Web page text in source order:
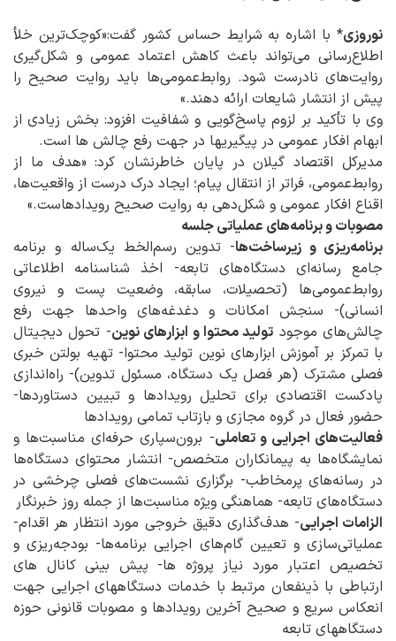
نوروزی* با اشاره به شرایط حساس کشور گفت:«کوچک‌ترین خلأ
اطلاع‌رسانی می‌تواند باعث کاهش اعتماد عمومی و شکل‌گیری
روایت‌های نادرست شود. روابط‌عمومی‌ها باید روایت صحیح را
پیش از انتشار شایعات ارائه دهند.»
وی با تأکید بر لزوم پاسخ‌گویی و شفافیت افزود: بخش زیادی از
ابهام افکار عمومی در پیگیریها در جهت رفع چالش ها است.
مدیرکل اقتصاد گیلان در پایان خاطرنشان کرد: «هدف ما از
روابط‌عمومی، فراتر از انتقال پیام؛ ایجاد درک درست از واقعیت‌ها،
اقناع افکار عمومی و شکل‌دهی به روایت صحیح رویدادهاست.»
مصوبات و برنامه‌های عملیاتی جلسه
برنامه‌ریزی و زیرساخت‌ها- تدوین رسم‌الخط یک‌ساله و برنامه
جامع رسانه‌ای دستگاه‌های تابعه- اخذ شناسنامه اطلاعاتی
روابط‌عمومی‌ها (تحصیلات، سابقه، وضعیت پست و نیروی
انسانی)- سنجش امکانات و دغدغه‌های واحدها جهت رفع
چالش‌های موجود تولید محتوا و ابزارهای نوین- تحول دیجیتال
با تمرکز بر آموزش ابزارهای نوین تولید محتوا- تهیه بولتن خبری
فصلی مشترک (هر فصل یک دستگاه، مسئول تدوین)- راه‌اندازی
پادکست اقتصادی برای تحلیل رویدادها و تبیین دستاوردها-
حضور فعال در گروه مجازی و بازتاب تمامی رویدادها
فعالیت‌های اجرایی و تعاملی- برون‌سپاری حرفه‌ای مناسبت‌ها و
نمایشگاه‌ها به پیمانکاران متخصص- انتشار محتوای دستگاه‌ها
در رسانه‌های پرمخاطب- برگزاری نشست‌های فصلی چرخشی در
دستگاه‌های تابعه- هماهنگی ویژه مناسبت‌ها از جمله روز خبرنگار
الزامات اجرایی- هدف‌گذاری دقیق خروجی مورد انتظار هر اقدام-
عملیاتی‌سازی و تعیین گام‌های اجرایی برنامه‌ها- بودجه‌ریزی و
تخصیص اعتبار مورد نیاز پروژه ها- پیش بینی کانال های
ارتباطی با ذینفعان مرتبط با خدمات دستگاههای اجرایی جهت
انعکاس سریع و صحیح آخرین رویدادها و مصوبات قانونی حوزه
دستگاههای تابعه